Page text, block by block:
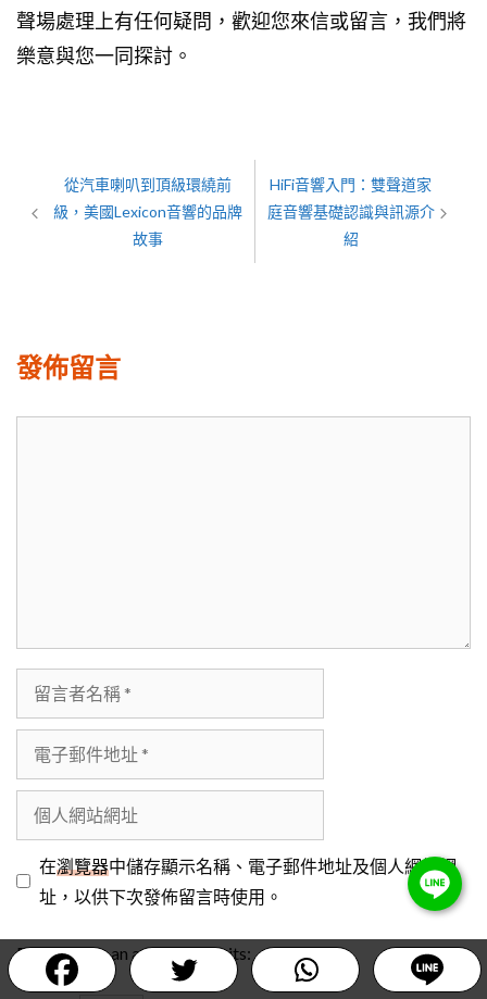
聲場處理上有任何疑問，歡迎您來信或留言，我們將
樂意與您一同探討。
從汽車喇叭到頂級環繞前
級，美國Lexicon音響的品牌
故事
HiFi音響入門：雙聲道家
庭音響基礎認識與訊源介
紹
發佈留言
言
名
子
件
址
人
站
址
在瀏覽器中儲存顯示名稱、電子郵件地址及個人網站網
址，以供下次發佈留言時使用。
Please enter an answer in digits:
Item added to cart.
0 items - NT$
Checkout